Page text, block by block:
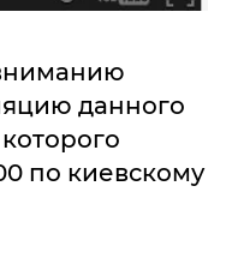
данного
по киевскому